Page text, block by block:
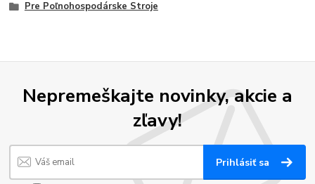
Pre Poľnohospodárske Stroje
Nepremeškajte novinky, akcie a
zľavy!
Prihlásiť sa